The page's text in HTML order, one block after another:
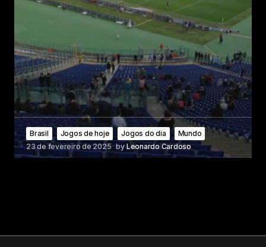
Brasil Jogos de hoje Jogos do dia
Mundo
23 de fevereiro de 2025 by Leonardo Cardoso